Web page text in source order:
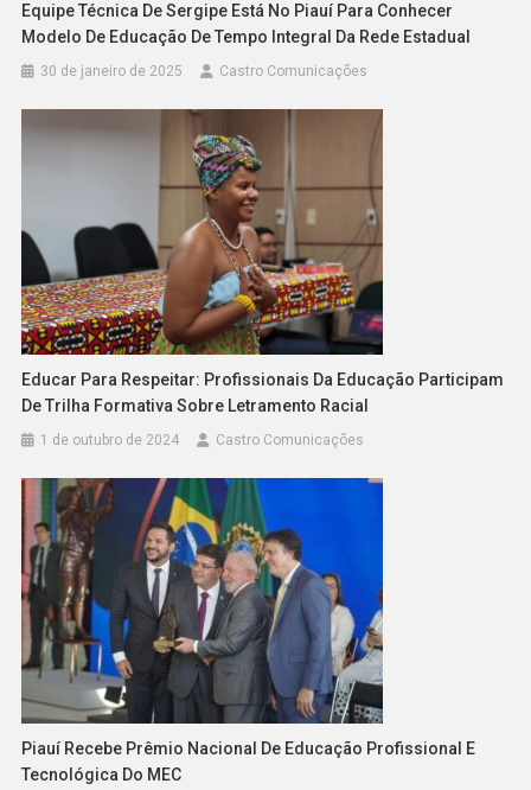
Equipe Técnica De Sergipe Está No Piauí Para Conhecer
Modelo De Educação De Tempo Integral Da Rede Estadual
30 de janeiro de 2025 Castro Comunicações
Educar Para Respeitar: Profissionais Da Educação Participam
De Trilha Formativa Sobre Letramento Racial
1 de outubro de 2024 Castro Comunicações
Piauí Recebe Prêmio Nacional De Educação Profissional E
Tecnológica Do MEC